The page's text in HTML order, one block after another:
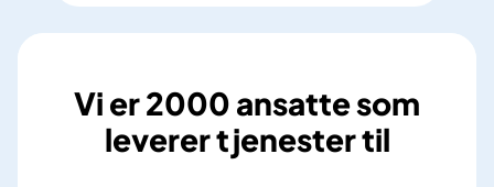
Vi er 2000 ansatte som
leverer tjenester til